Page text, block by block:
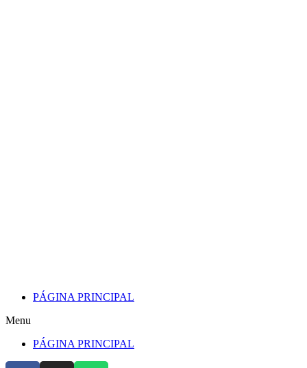
PÁGINA PRINCIPAL
Menu
PÁGINA PRINCIPAL